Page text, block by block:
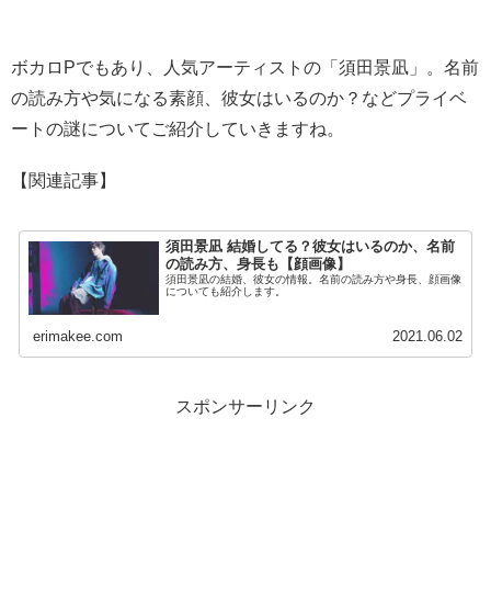
ボカロPでもあり、人気アーティストの「須田景凪」。名前
の読み方や気になる素顔、彼女はいるのか？などプライベ
ートの謎についてご紹介していきますね。
【関連記事】
須田景凪 結婚してる？彼女はいるのか、名前
の読み方、身長も【顔画像】
須田景凪の結婚、彼女の情報。名前の読み方や身長、顔画像
についても紹介します。
erimakee.com 2021.06.02
スポンサーリンク